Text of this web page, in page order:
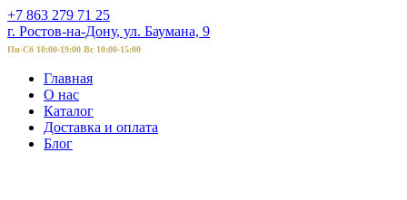
+7 863 279 71 25
г. Ростов-на-Дону, ул. Баумана, 9
Пн-Сб 10:00-19:00 Вс 10:00-15:00
Главная
О нас
Каталог
Доставка и оплата
Блог